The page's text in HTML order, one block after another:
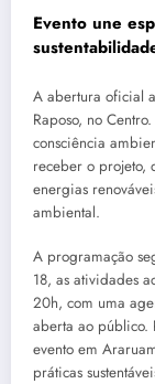
Evento une
A abertura oficial
Raposo, no
consciência
receber o projeto,
energias
ambiental.
A programação
18, as atividades
20h, com uma
aberta ao público.
evento em
práticas